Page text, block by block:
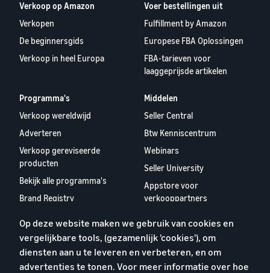
Verkoop op Amazon
Verkopen
De beginnersgids
Verkoop in heel Europa
Voer bestellingen uit
Fulfillment by Amazon
Europese FBA Oplossingen
FBA-tarieven voor
laaggeprijsde artikelen
Programma's
Verkoop wereldwijd
Adverteren
Verkoop gereviseerde
producten
Bekijk alle programma's
Brand Registry
Middelen
Seller Central
Btw Kenniscentrum
Webinars
Seller University
Appstore voor
verkooppartners
Verkooppartners 2024
Over ons
Op deze website maken we gebruik van cookies en
vergelijkbare tools, (gezamenlijk 'cookies'), om
diensten aan u te leveren en verbeteren, en om
advertenties te tonen. Voor meer informatie over hoe